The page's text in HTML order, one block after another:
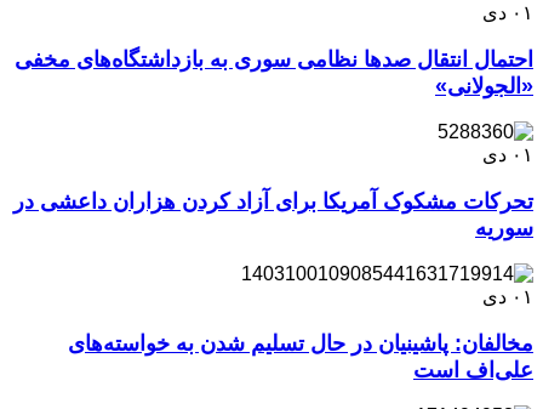
۰۱ دی
احتمال انتقال صدها نظامی سوری به بازداشتگاه‌های مخفی
«الجولانی»
۰۱ دی
تحرکات مشکوک آمریکا برای آزاد کردن هزاران داعشی در
سوریه
۰۱ دی
مخالفان: پاشینیان در حال تسلیم شدن به خواسته‌های
علی‌اف است